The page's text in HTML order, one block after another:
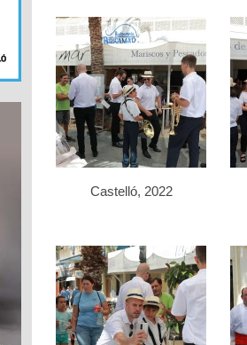
Castelló, 2022